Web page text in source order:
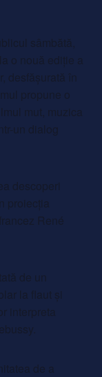
sâmbătă,
o nouă ediție a
în
propune o
mut, muzica
un dialog
descoperi
proiecția
René
de un
la flaut și
interpreta
de a